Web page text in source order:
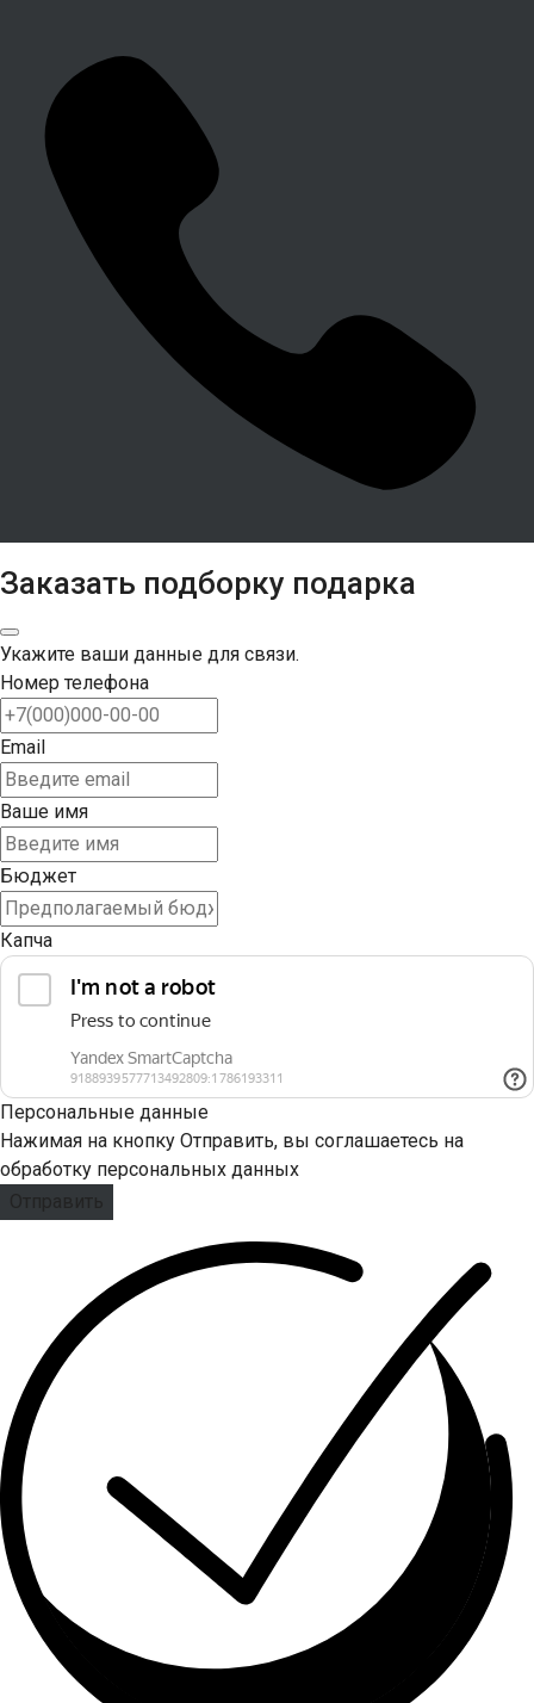
Заказать подборку подарка
Укажите ваши данные для связи.
Номер телефона
Email
Ваше имя
Бюджет
Капча
Персональные данные
Нажимая на кнопку Отправить, вы соглашаетесь на
обработку персональных данных
Отправить